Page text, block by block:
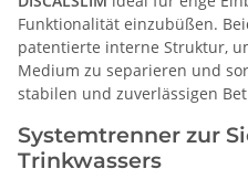
Funktionalität einzubüßen.
patentierte interne Struktur,
Medium zu separieren und
stabilen und zuverlässigen
Systemtrenner zur
Trinkwassers